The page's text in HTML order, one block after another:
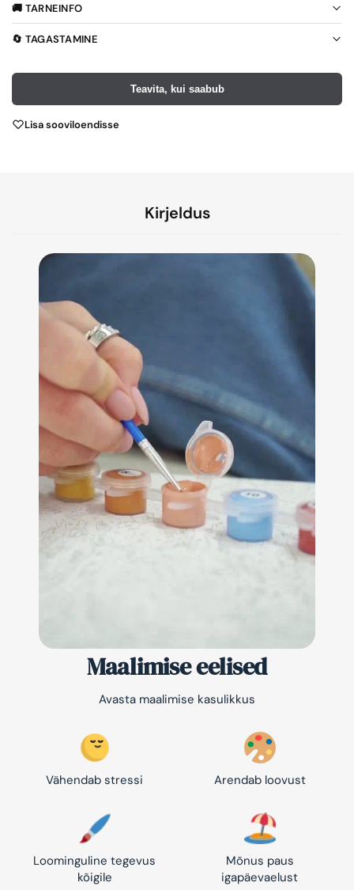
🚚 TARNEINFO
🔄 TAGASTAMINE
Teavita, kui saabub
Lisa sooviloendisse
Kirjeldus
Maalimise eelised
Avasta maalimise kasulikkus
Vähendab stressi Arendab loovust
Loominguline tegevus
kõigile
Mõnus paus
igapäevaelust